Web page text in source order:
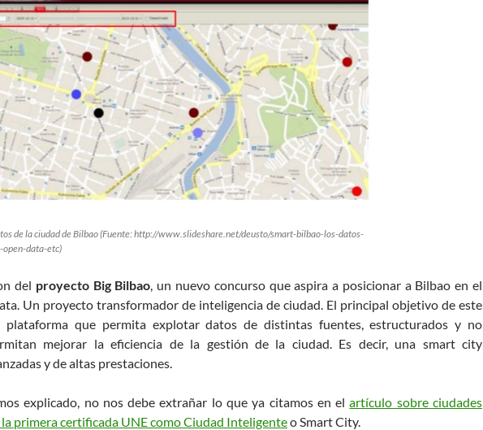
de la ciudad de Bilbao (Fuente: http://www.slideshare.net/deusto/smart-bilbao-los-datos-
data-etc)
del proyecto Big Bilbao, un nuevo concurso que aspira a posicionar a Bilbao en el
Un proyecto transformador de inteligencia de ciudad. El principal objetivo de este
plataforma que permita explotar datos de distintas fuentes, estructurados y no
mejorar la eficiencia de la gestión de la ciudad. Es decir, una smart city
y de altas prestaciones.
explicado, no nos debe extrañar lo que ya citamos en elartículo sobre ciudades
primera certificada UNE como Ciudad Inteligenteo Smart City.